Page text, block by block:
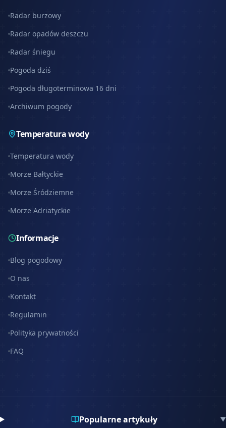
Radar burzowy
Radar opadów deszczu
Radar śniegu
Pogoda dziś
Pogoda długoterminowa 16 dni
Archiwum pogody
Temperatura wody
Temperatura wody
Morze Bałtyckie
Morze Śródziemne
Morze Adriatyckie
Informacje
Blog pogodowy
O nas
Kontakt
Regulamin
Polityka prywatności
FAQ
Popularne artykuły ▼